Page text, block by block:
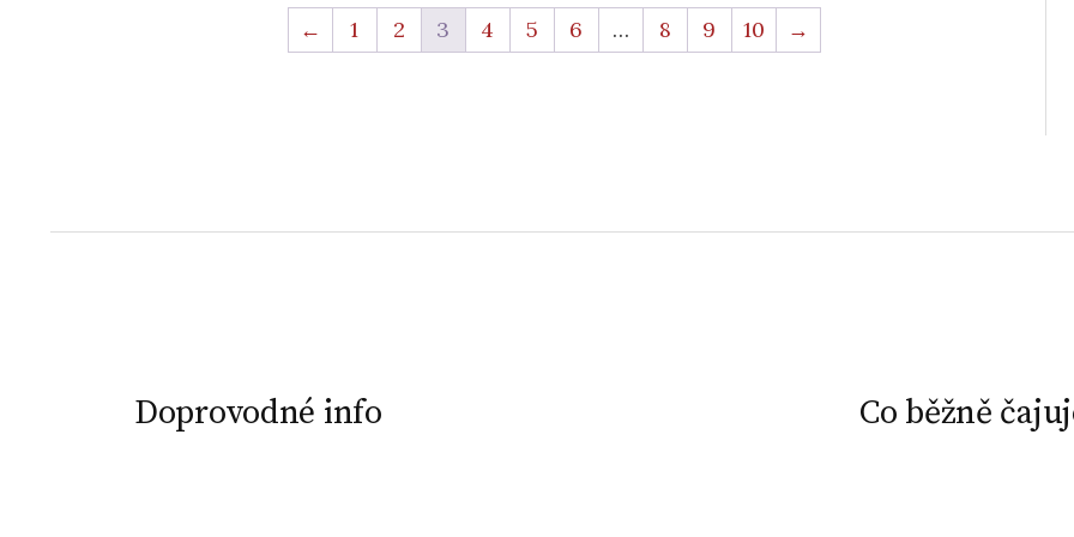
← 1 2 3 4 5 6 … 8 9 10 →
Doprovodné info Co běžně